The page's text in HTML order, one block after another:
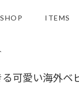
ITEMS
可愛い海外ベ